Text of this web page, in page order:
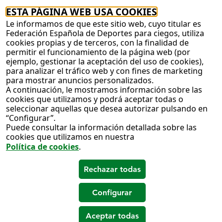
ESTA PÁGINA WEB USA COOKIES
Le informamos de que este sitio web, cuyo titular es
Federación Española de Deportes para ciegos, utiliza
cookies propias y de terceros, con la finalidad de
permitir el funcionamiento de la página web (por
ejemplo, gestionar la aceptación del uso de cookies),
para analizar el tráfico web y con fines de marketing
para mostrar anuncios personalizados.
A continuación, le mostramos información sobre las
cookies que utilizamos y podrá aceptar todas o
seleccionar aquellas que desea autorizar pulsando en
“Configurar”.
Puede consultar la información detallada sobre las
cookies que utilizamos en nuestra
Política de cookies.